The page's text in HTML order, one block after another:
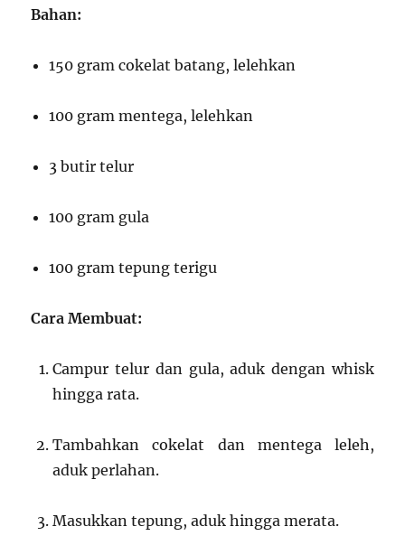
Bahan:
150 gram cokelat batang, lelehkan
100 gram mentega, lelehkan
3 butir telur
100 gram gula
100 gram tepung terigu
Cara Membuat:
Campur telur dan gula, aduk dengan whisk
hingga rata.
Tambahkan cokelat dan mentega leleh,
aduk perlahan.
Masukkan tepung, aduk hingga merata.